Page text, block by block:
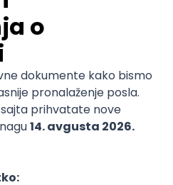
saznamo više o
smeru
ocena)
ocenu